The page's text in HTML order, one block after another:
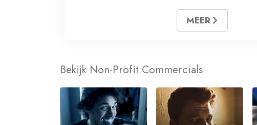
MEER
Bekijk Non-Profit Commercials